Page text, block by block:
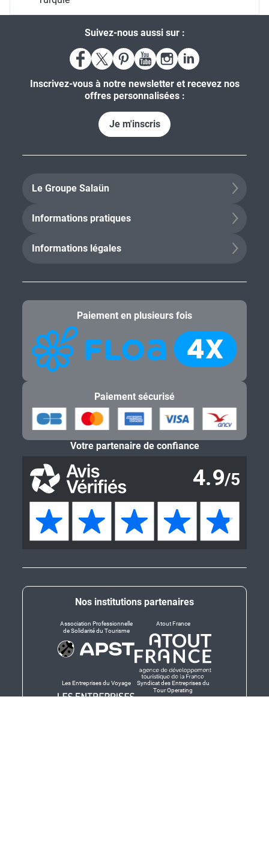
Suivez-nous aussi sur :
Inscrivez-vous à notre newsletter et recevez nos
offres personnalisées :
Je m'inscris
Le Groupe Salaün
Informations pratiques
Informations légales
Nos institutions partenaires
Association Professionnelle
de Solidarité du Tourisme
Atout France
Les Entreprises du Voyage
Syndicat des Entreprises du
Tour Operating
Paiement en plusieurs fois
Paiement sécurisé
Votre partenaire de confiance